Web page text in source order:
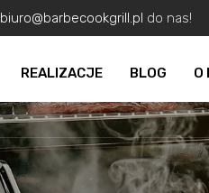
biuro@barbecookgrill.pl do nas!
REALIZACJE BLOG O